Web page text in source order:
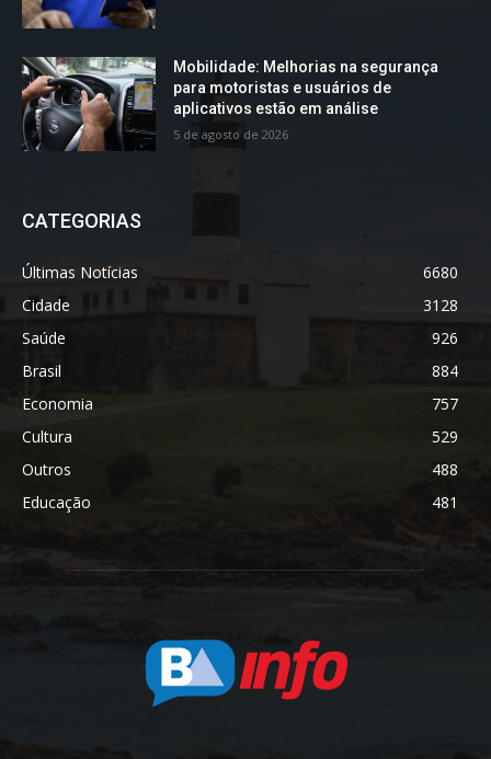
Mobilidade: Melhorias na segurança
para motoristas e usuários de
aplicativos estão em análise
5 de agosto de 2026
CATEGORIAS
Últimas Notícias
6680
Cidade
3128
Saúde
926
Brasil
884
Economia
757
Cultura
529
Outros
488
Educação
481